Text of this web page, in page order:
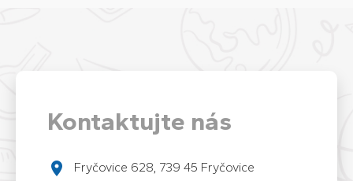
Kontaktujte nás
Fryčovice 628, 739 45 Fryčovice